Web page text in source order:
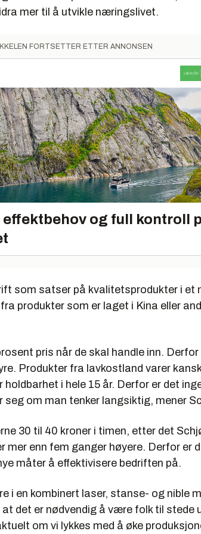
mer til å utvikle næringslivet.
FORTSETTER ETTER ANNONSEN
effektbehov og full kontroll
som satser på kvalitetsprodukter i et
produkter som er laget i Kina eller
pris når de skal handle inn. Derfor
Produkter fra lavkostland varer
holdbarhet i hele 15 år. Derfor er det
seg om man tenker langsiktig, mener
30 til 40 kroner i timen, etter det
mer enn fem ganger høyere. Derfor er
måter å effektivisere bedriften på.
i en kombinert laser, stanse- og nible
det er nødvendig å være folk til stede
om vi lykkes med å øke